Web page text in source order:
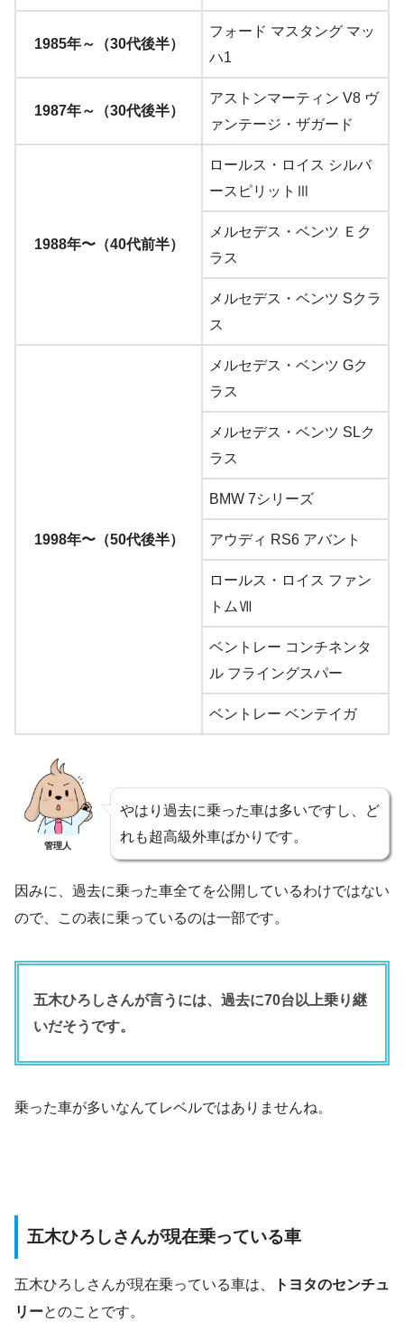
1985年～（30代後半）
フォード マスタング マッ
ハ1
1987年～（30代後半）
アストンマーティン V8 ヴ
ァンテージ・ザガード
1988年〜（40代前半）
ロールス・ロイス シルバ
ースピリットⅢ
メルセデス・ベンツ Ｅク
ラス
メルセデス・ベンツ Sクラ
ス
1998年〜（50代後半）
メルセデス・ベンツ Gク
ラス
メルセデス・ベンツ SLク
ラス
BMW 7シリーズ
アウディ RS6 アバント
ロールス・ロイス ファン
トムⅦ
ベントレー コンチネンタ
ル フライングスパー
ベントレー ベンテイガ
管理人
やはり過去に乗った車は多いですし、ど
れも超高級外車ばかりです。
因みに、過去に乗った車全てを公開しているわけではない
ので、この表に乗っているのは一部です。
五木ひろしさんが言うには、過去に70台以上乗り継
いだそうです。
乗った車が多いなんてレベルではありませんね。
五木ひろしさんが現在乗っている車
五木ひろしさんが現在乗っている車は、
トヨタのセンチュ
リーとのことです。